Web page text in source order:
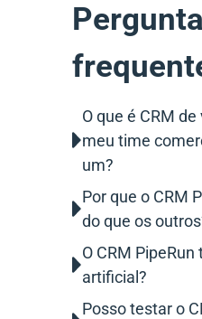
O que é CRM
meu time
um?
Por que o CRM
do que os
O CRM
artificial?
Posso testar o